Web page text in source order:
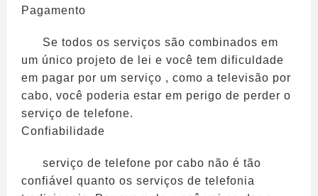
Pagamento
Se todos os serviços são combinados em
um único projeto de lei e você tem dificuldade
em pagar por um serviço , como a televisão por
cabo, você poderia estar em perigo de perder o
serviço de telefone.
Confiabilidade
serviço de telefone por cabo não é tão
confiável quanto os serviços de telefonia